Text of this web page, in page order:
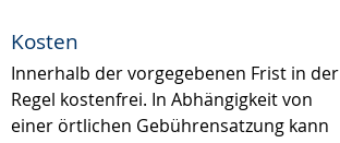
Kosten
Innerhalb der vorgegebenen Frist in der
Regel kostenfrei. In Abhängigkeit von
einer örtlichen Gebührensatzung kann